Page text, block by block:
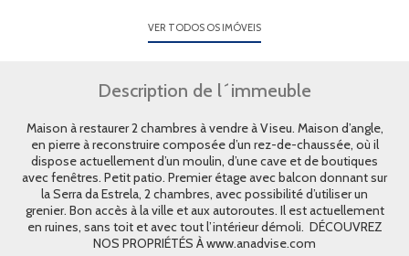
VER TODOS OS IMÓVEIS
Description de l´immeuble
Maison à restaurer 2 chambres à vendre à Viseu. Maison d’angle,
en pierre à reconstruire composée d’un rez-de-chaussée, où il
dispose actuellement d’un moulin, d’une cave et de boutiques
avec fenêtres. Petit patio. Premier étage avec balcon donnant sur
la Serra da Estrela, 2 chambres, avec possibilité d’utiliser un
grenier. Bon accès à la ville et aux autoroutes. Il est actuellement
en ruines, sans toit et avec tout l’intérieur démoli. DÉCOUVREZ
NOS PROPRIÉTÉS À www.anadvise.com